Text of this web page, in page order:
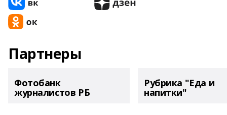
Партнеры
Фотобанк
журналистов РБ
Рубрика "Еда и
напитки"